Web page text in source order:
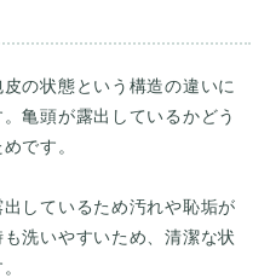
の状態という構造の違いに
亀頭が露出しているかどう
です。
しているため汚れや恥垢が
洗いやすいため、清潔な状